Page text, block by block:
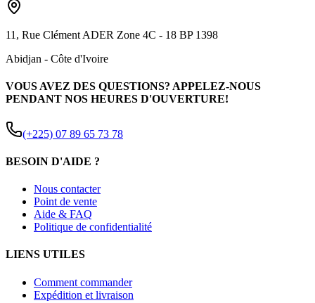
11, Rue Clément ADER Zone 4C - 18 BP 1398
Abidjan - Côte d'Ivoire
VOUS AVEZ DES QUESTIONS? APPELEZ-NOUS
PENDANT NOS HEURES D'OUVERTURE!
(+225) 07 89 65 73 78
BESOIN D'AIDE ?
Nous contacter
Point de vente
Aide & FAQ
Politique de confidentialité
LIENS UTILES
Comment commander
Expédition et livraison